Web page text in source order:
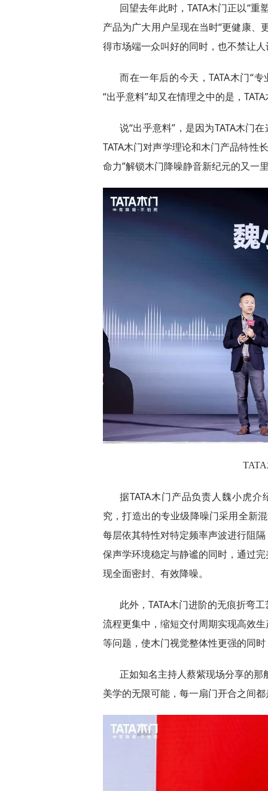
回望去年此时，TATA木门正以“
产品为广大用户呈现在当时“更健康、
得市场端一众叫好的同时，也不禁让
而在一年后的今天，TATA木门“
“出乎意料”却又在情理之中的是，
说“出乎意料”，是因为TATA木门
TATA木门对声学理论和木门产品特性
命力”解锁木门降噪静音新纪元的又一
据TATA木门产品负责人魏小虎
究，打造出的专业级降噪门采用全新
每层依其特性对特定频率声波进行阻
保声学环境稳定与静谧的同时，通过
现全面密封、有效降噪。
此外，TATA木门进阶的无痕折弯
流程更集中，缩短交付周期实现高效
等问题，使木门视觉整体性更强的同
正如知名主持人蔡紫现场分享的那
美学的无限可能，每一扇门开合之间